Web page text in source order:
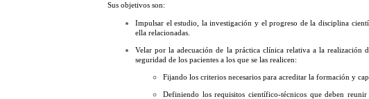
Sus objetivos son:
Impulsar el estudio, la investigación y el progreso de la disciplina
ella relacionadas.
Velar por la adecuación de la práctica clínica relativa a la realización
seguridad de los pacientes a los que se las realicen:
Fijando los criterios necesarios para acreditar la formación y
Definiendo los requisitos científico-técnicos que deben